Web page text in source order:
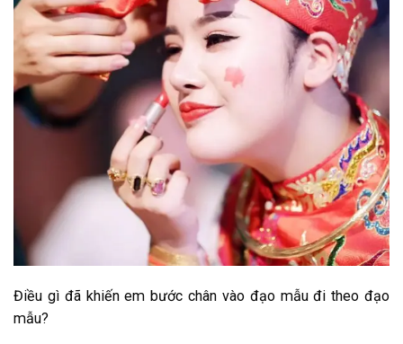
Điều gì đã khiến em bước chân vào đạo mẫu đi theo đạo
mẫu?